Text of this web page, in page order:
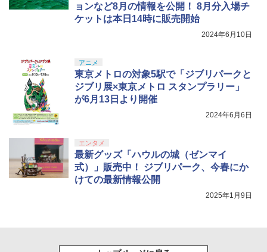
ョンなど8月の情報を公開！ 8月分入場チ
ケットは本日14時に販売開始
2024年6月10日
アニメ
東京メトロの対象5駅で「ジブリパークと
ジブリ展×東京メトロ スタンプラリー」
が6月13日より開催
2024年6月6日
エンタメ
最新グッズ「ハウルの城（ゼンマイ
式）」販売中！ ジブリパーク、今春にか
けての最新情報公開
2025年1月9日